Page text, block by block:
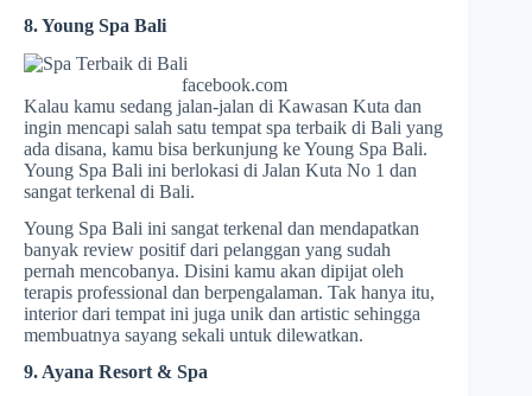
8. Young Spa Bali
facebook.com
Kalau kamu sedang jalan-jalan di Kawasan Kuta dan
ingin mencapi salah satu tempat spa terbaik di Bali yang
ada disana, kamu bisa berkunjung ke Young Spa Bali.
Young Spa Bali ini berlokasi di Jalan Kuta No 1 dan
sangat terkenal di Bali.
Young Spa Bali ini sangat terkenal dan mendapatkan
banyak review positif dari pelanggan yang sudah
pernah mencobanya. Disini kamu akan dipijat oleh
terapis professional dan berpengalaman. Tak hanya itu,
interior dari tempat ini juga unik dan artistic sehingga
membuatnya sayang sekali untuk dilewatkan.
9. Ayana Resort & Spa